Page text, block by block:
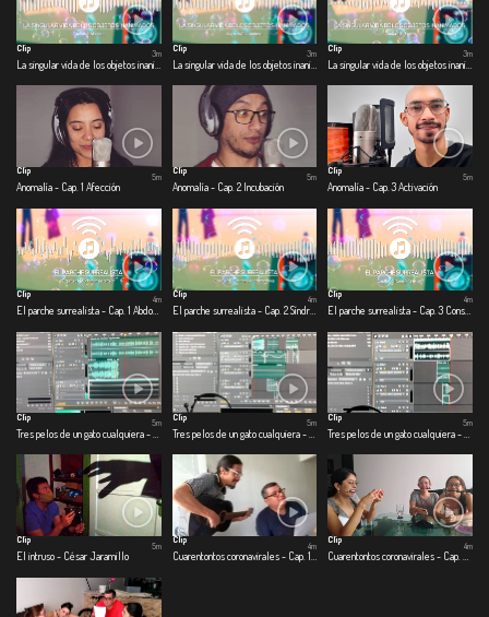
Clip
3m
Clip
La singular vida de los objetos inanimados - Cap. 2 Licuadora
3m
Clip
3m
Clip
Anomalía - Cap. 1 Afección
5m
Clip
Anomalía - Cap. 2 Incubación
5m
Clip
Anomalía - Cap. 3 Activación
5m
Clip
4m
Clip
El parche surrealista - Cap. 2 Síndrome de cuarentena
4m
Clip
4m
Clip
5m
Clip
5m
Clip
5m
Clip
El intruso - César Jaramillo
5m
Clip
4m
Clip
4m